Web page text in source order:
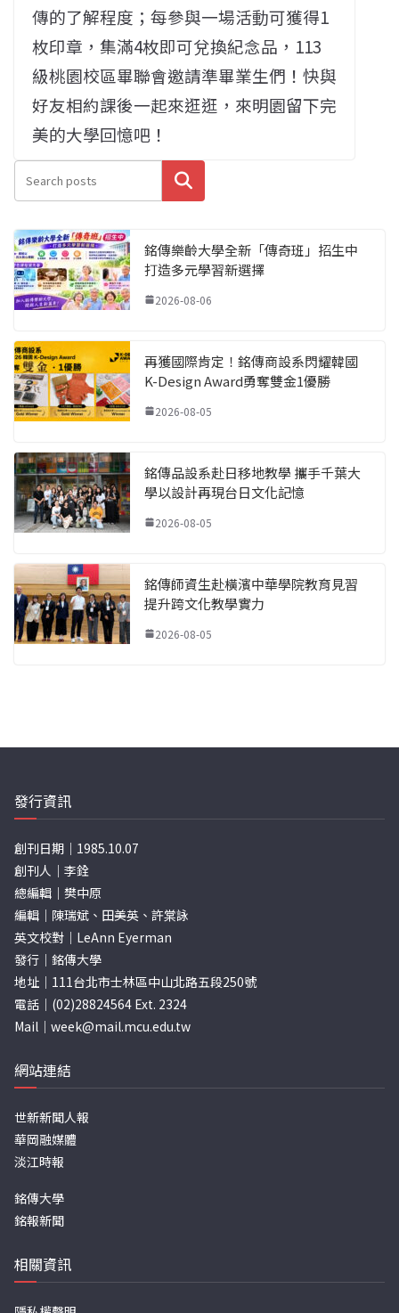
傳的了解程度；每參與一場活動可獲得1
枚印章，集滿4枚即可兌換紀念品，113
級桃園校區畢聯會邀請準畢業生們！快與
好友相約課後一起來逛逛，來明園留下完
美的大學回憶吧！
搜尋
銘傳樂齡大學全新「傳奇班」招生中
打造多元學習新選擇
2026-08-06
再獲國際肯定！銘傳商設系閃耀韓國
K-Design Award勇奪雙金1優勝
2026-08-05
銘傳品設系赴日移地教學 攜手千葉大
學以設計再現台日文化記憶
2026-08-05
銘傳師資生赴橫濱中華學院教育見習
提升跨文化教學實力
2026-08-05
發行資訊
創刊日期｜1985.10.07
創刊人｜李銓
總編輯｜樊中原
編輯｜陳瑞斌、田美英、許棠詠
英文校對｜LeAnn Eyerman
發行｜銘傳大學
地址｜111台北市士林區中山北路五段250號
電話｜(02)28824564 Ext. 2324
Mail｜ week@mail.mcu.edu.tw
網站連結
世新新聞人報
華岡融媒體
淡江時報
銘傳大學
銘報新聞
相關資訊